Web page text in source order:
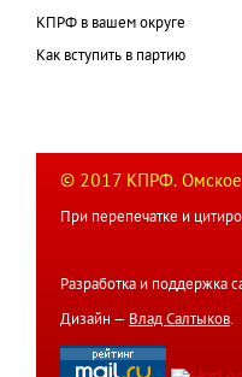
КПРФ в вашем округе
Как вступить в партию
© 2017 КПРФ. Омское
При перепечатке и
Разработка и поддержка
Дизайн — Влад Салтыков.